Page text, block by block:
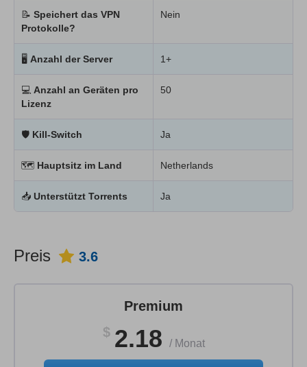
📝 Speichert das VPN
Protokolle?
Nein
🖥 Anzahl der Server 1+
💻 Anzahl an Geräten pro
Lizenz
50
🛡 Kill-Switch Ja
🗺 Hauptsitz im Land Netherlands
📥 Unterstützt Torrents Ja
Preis 3.6
Premium
$ 2.18 / Monat